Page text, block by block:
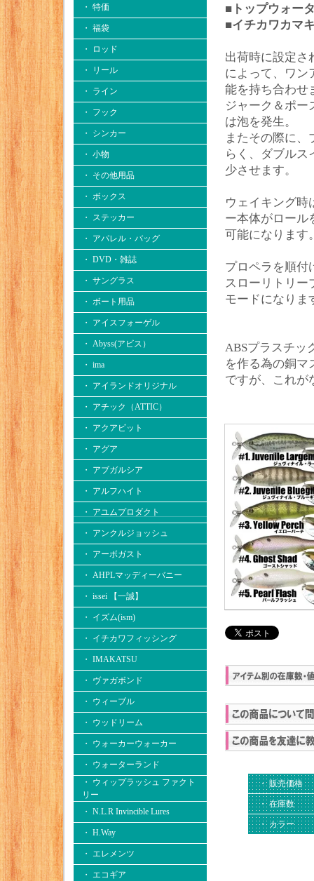
・ 特価
・ 福袋
・ ロッド
・ リール
・ ライン
・ フック
・ シンカー
・ 小物
・ その他用品
・ ボックス
・ ステッカー
・ アパレル・バッグ
・ DVD・雑誌
・ サングラス
・ ボート用品
・ アイスフォーゲル
・ Abyss(アビス）
・ ima
・ アイランドオリジナル
・ アチック（ATTIC）
・ アクアビット
・ アグア
・ アブガルシア
・ アルフハイト
・ アユムプロダクト
・ アンクルジョッシュ
・ アーボガスト
・ AHPLマッディーバニー
・ issei 【一誠】
・ イズム(ism)
・ イチカワフィッシング
・ IMAKATSU
・ ヴァガボンド
・ ウィーブル
・ ウッドリーム
・ ウォーカーウォーカー
・ ウォーターランド
・ ウィップラッシュ ファクト
リー
・ N.L.R Invincible Lures
・ H.Way
・ エレメンツ
・ エコギア
■トップウォー
■イチカワカマ
出荷時に設定さ
によって、ワン
能を持ち合わせ
ジャーク＆ポー
は泡を発生。
またその際に
らく、ダブル
少させます。
ウェイキング時
ー本体がロール
可能になります
プロペラを順付
スローリトリー
モードになりま
ABSプラスチッ
を作る為の銅マ
ですが、これが
・ 販売価格
・ 在庫数
・ カラー